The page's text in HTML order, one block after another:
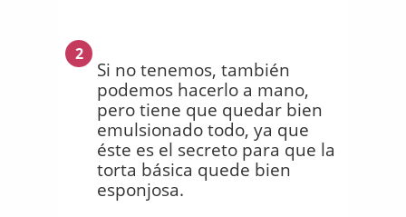
2
Si no tenemos, también
podemos hacerlo a mano,
pero tiene que quedar bien
emulsionado todo, ya que
éste es el secreto para que la
torta básica quede bien
esponjosa.